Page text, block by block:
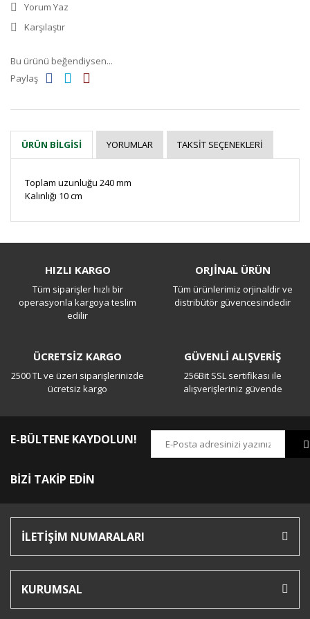
Yorum Yaz
Karşılaştır
Bu ürünü beğendiysen...
Paylaş
ÜRÜN BILGISI YORUMLAR TAKSIT SEÇENEKLERI
Toplam uzunluğu 240mm
Kalınlığı 10 cm
Yorum Yaz
HIZLI KARGO
Tüm siparişler hızlı bir
operasyonla kargoya teslim
edilir
ORJİNAL ÜRÜN
Tüm ürünlerimiz orjinaldir ve
distribütör güvencesindedir
ÜCRETSİZ KARGO
2500 TL ve üzeri siparişlerinizde
ücretsiz kargo
GÜVENLİ ALIŞVERİŞ
256Bit SSL sertifikası ile
alışverişleriniz güvende
E-BÜLTENE KAYDOLUN!
BİZİ TAKİP EDİN
İLETİŞİM NUMARALARI
KURUMSAL